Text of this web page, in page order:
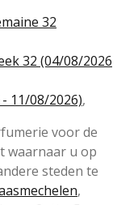
32
32 (04/08/2026
11/08/2026),
voor de
waarnaar u op
steden te
,